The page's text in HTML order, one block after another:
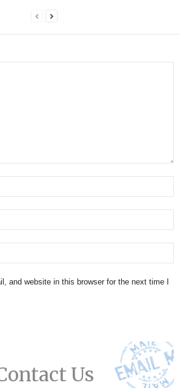
and website in this browser for the next time I
Us